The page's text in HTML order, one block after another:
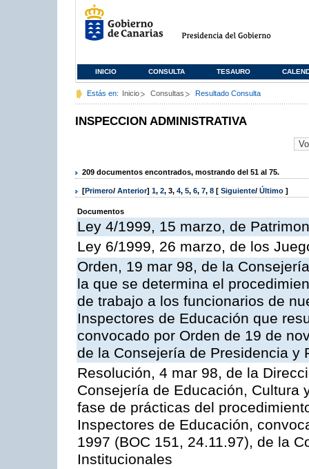
INICIO CONSULTA TESAURO
Estás en: Inicio Consultas Resultado Consulta
INSPECCION ADMINISTRATIVA
209 documentos encontrados, mostrando del 51 al 75.
[Primero/ Anterior] 1, 2, 3, 4, 5, 6, 7, 8 [ Siguiente/ Último ]
Documentos
Ley 4/1999, 15 marzo, de
Ley 6/1999, 26 marzo, de los
Orden, 19 mar 98, de la
la que se determina el
de trabajo a los funcionarios de
Inspectores de Educación que
convocado por Orden de 19 de
de la Consejería de Presidencia y
Resolución, 4 mar 98, de la
Consejería de Educación, Cultura
fase de prácticas del
Inspectores de Educación,
1997 (BOC 151, 24.11.97), de la
Institucionales